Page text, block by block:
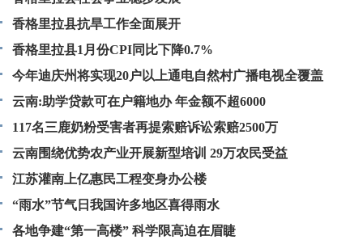
香格里拉县抗旱工作全面展开
香格里拉县1月份CPI同比下降0.7%
今年迪庆州将实现20户以上通电自然村广播电视全覆盖
云南:助学贷款可在户籍地办 年金额不超6000
117名三鹿奶粉受害者再提索赔诉讼索赔2500万
云南围绕优势农产业开展新型培训 29万农民受益
江苏灌南上亿惠民工程变身办公楼
“雨水”节气日我国许多地区喜得雨水
各地争建“第一高楼” 科学限高迫在眉睫